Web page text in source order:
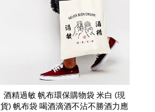
酒精過敏 帆布環保購物袋 米白 (現
貨) 帆布袋 喝酒滴酒不沾不勝酒力應